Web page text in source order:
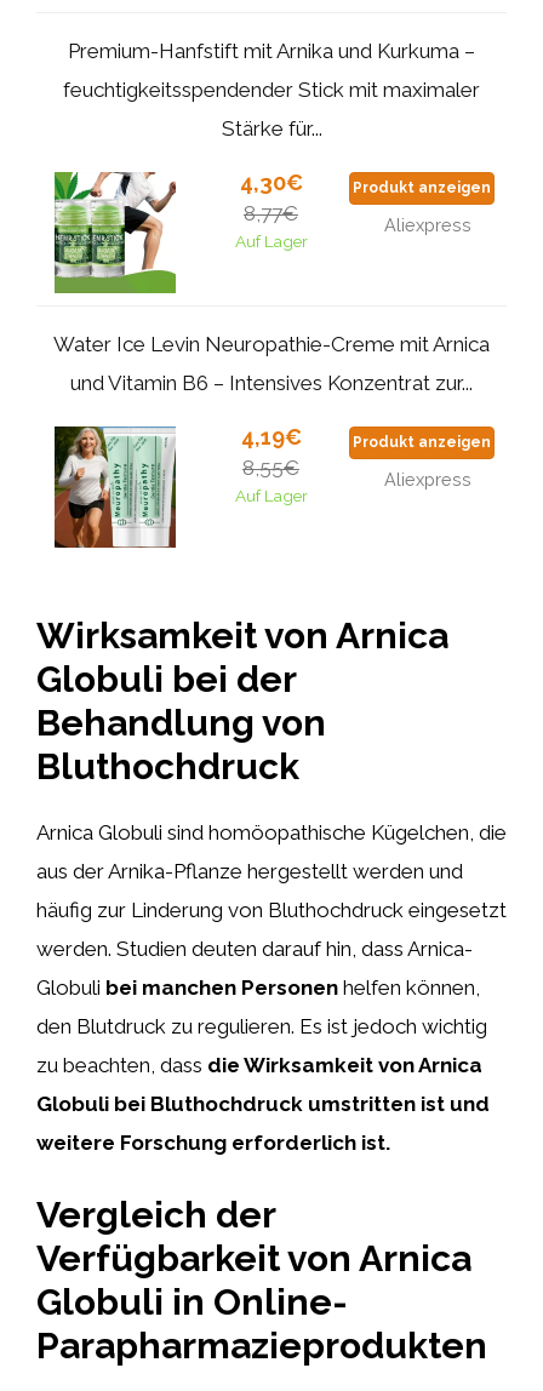
Premium-Hanfstift mit Arnika und Kurkuma –
feuchtigkeitsspendender Stick mit maximaler
Stärke für...
4,30€
8,77€
Auf Lager
Produkt anzeigen
Aliexpress
Water Ice Levin Neuropathie-Creme mit Arnica
und Vitamin B6 – Intensives Konzentrat zur...
4,19€
8,55€
Auf Lager
Produkt anzeigen
Aliexpress
Wirksamkeit von Arnica
Globuli bei der
Behandlung von
Bluthochdruck
Arnica Globuli sind homöopathische Kügelchen, die
aus der Arnika-Pflanze hergestellt werden und
häufig zur Linderung von Bluthochdruck eingesetzt
werden. Studien deuten darauf hin, dass Arnica-
Globuli bei manchen Personen helfen können,
den Blutdruck zu regulieren. Es ist jedoch wichtig
zu beachten, dass die Wirksamkeit von Arnica
Globuli bei Bluthochdruck umstritten ist und
weitere Forschung erforderlich ist.
Vergleich der
Verfügbarkeit von Arnica
Globuli in Online-
Parapharmazieprodukten